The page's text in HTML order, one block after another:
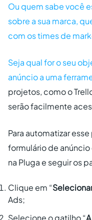
Ou quem sabe você
sobre a sua marca,
com os times de
Seja qual for o seu
anúncio a uma
projetos, como o
serão facilmente
Para automatizar
formulário de anúncio
na Pluga e seguir os
Clique em “
Ads;
Selecione o gatilho “